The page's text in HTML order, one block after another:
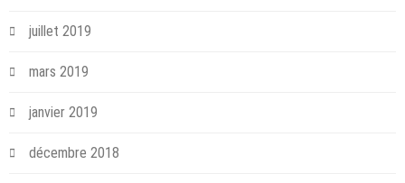
juillet 2019
mars 2019
janvier 2019
décembre 2018